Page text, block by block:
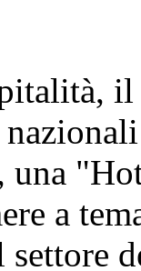
una
a
settore